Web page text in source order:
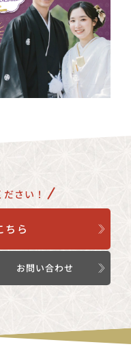
さい！
ちら
お問い合わせ